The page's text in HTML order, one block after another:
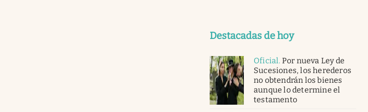
Destacadas de hoy
Oficial. Por nueva Ley de
Sucesiones, los herederos
no obtendrán los bienes
aunque lo determine el
testamento